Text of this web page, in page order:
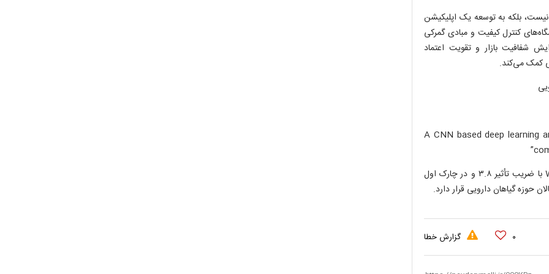
بلکه به توسعه یک اپلیکیشن
کنترل کیفیت و مبادی گمرکی
شفافیت بازار و تقویت اعتماد
کمک می‌کند.
“A CNN based deep
در ژورنال Food Science & Nutrition از مجموعه انتشارات Wiley با ضریب تأثیر ۳.۸ و در چارک اول
۰ گزارش خطا